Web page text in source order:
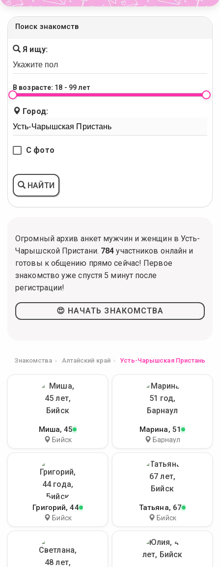
Поиск знакомств
Я ищу:
В возрасте: 18 - 99 лет
Город:
С фото
НАЙТИ
Огромный архив анкет мужчин и женщин в Усть-
Чарышской Пристани. 784 участников онлайн и
готовы к общению прямо сейчас! Первое
знакомство уже спустя 5 минут после
регистрации!
😍 НАЧАТЬ ЗНАКОМСТВА
Знакомства Алтайский край Усть-Чарышская Пристань
Миша, 45
Бийск
Марина, 51
Барнаул
Григорий, 44
Бийск
Татьяна, 67
Бийск